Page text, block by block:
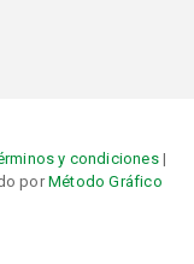
y condiciones|
porMétodo Gráfico